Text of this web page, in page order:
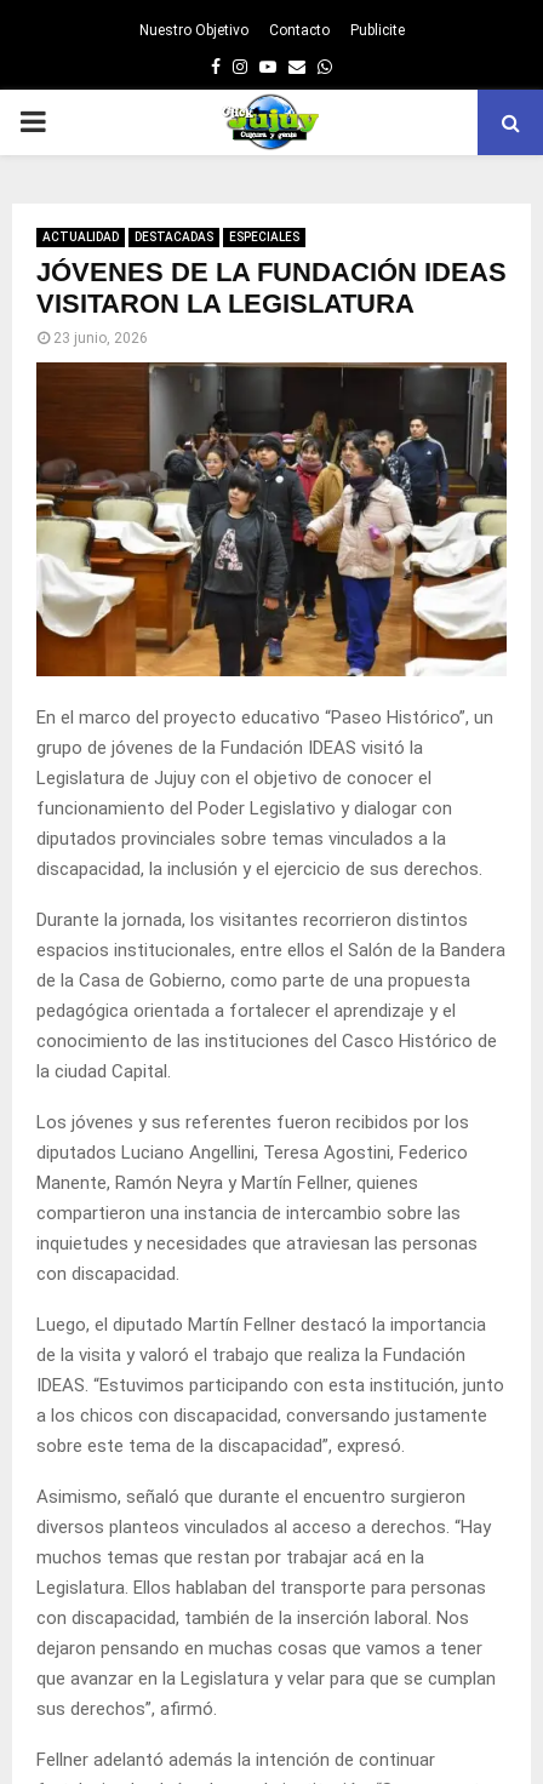
Nuestro Objetivo Contacto Publicite
Facebook
Instagram
Youtube
EmailWhatsapp
PRIMARY
ACTUALIDAD DESTACADAS ESPECIALES
JÓVENES DE LA FUNDACIÓN IDEAS
VISITARON LA LEGISLATURA
23 junio, 2026
En el marco del proyecto educativo “Paseo Histórico”, un
grupo de jóvenes de la Fundación IDEAS visitó la
Legislatura de Jujuy con el objetivo de conocer el
funcionamiento del Poder Legislativo y dialogar con
diputados provinciales sobre temas vinculados a la
discapacidad, la inclusión y el ejercicio de sus derechos.
Durante la jornada, los visitantes recorrieron distintos
espacios institucionales, entre ellos el Salón de la Bandera
de la Casa de Gobierno, como parte de una propuesta
pedagógica orientada a fortalecer el aprendizaje y el
conocimiento de las instituciones del Casco Histórico de
la ciudad Capital.
Los jóvenes y sus referentes fueron recibidos por los
diputados Luciano Angellini, Teresa Agostini, Federico
Manente, Ramón Neyra y Martín Fellner, quienes
compartieron una instancia de intercambio sobre las
inquietudes y necesidades que atraviesan las personas
con discapacidad.
Luego, el diputado Martín Fellner destacó la importancia
de la visita y valoró el trabajo que realiza la Fundación
IDEAS. “Estuvimos participando con esta institución, junto
a los chicos con discapacidad, conversando justamente
sobre este tema de la discapacidad”, expresó.
Asimismo, señaló que durante el encuentro surgieron
diversos planteos vinculados al acceso a derechos. “Hay
muchos temas que restan por trabajar acá en la
Legislatura. Ellos hablaban del transporte para personas
con discapacidad, también de la inserción laboral. Nos
dejaron pensando en muchas cosas que vamos a tener
que avanzar en la Legislatura y velar para que se cumplan
sus derechos”, afirmó.
Fellner adelantó además la intención de continuar